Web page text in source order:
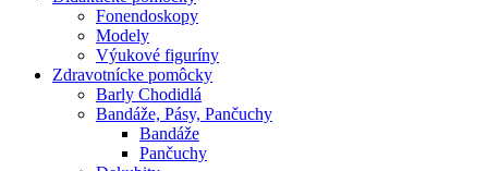
Fonendoskopy
Modely
Výukové figuríny
Zdravotnícke pomôcky
Barly Chodidlá
Bandáže, Pásy, Pančuchy
Bandáže
Pančuchy